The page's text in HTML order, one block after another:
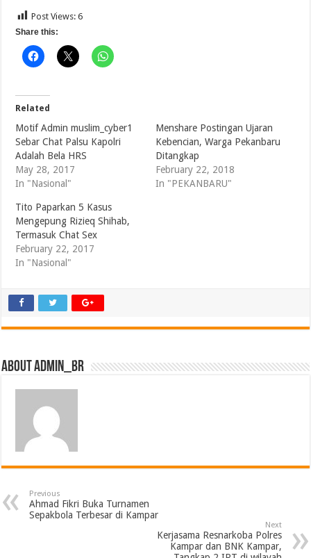
Post Views: 6
Share this:
Related
Motif Admin muslim_cyber1
Sebar Chat Palsu Kapolri
Adalah Bela HRS
May 28, 2017
In "Nasional"
Menshare Postingan Ujaran
Kebencian, Warga Pekanbaru
Ditangkap
February 22, 2018
In "PEKANBARU"
Tito Paparkan 5 Kasus
Mengepung Rizieq Shihab,
Termasuk Chat Sex
February 22, 2017
In "Nasional"
About admin_br
Previous
Ahmad Fikri Buka Turnamen
Sepakbola Terbesar di Kampar
Next
Kerjasama Resnarkoba Polres
Kampar dan BNK Kampar,